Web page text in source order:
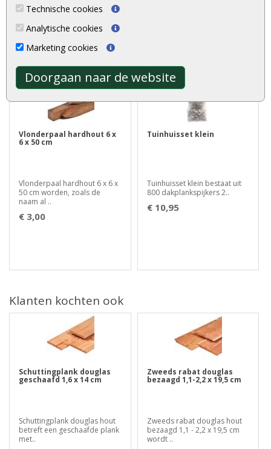
Technische cookies
Analytische cookies
Marketing cookies
Doorgaan naar de website
€ 2,10
Vlonderpaal hardhout 6 x
6 x 50 cm
Vlonderpaal hardhout 6 x 6 x
50 cm worden, zoals de
naam al ..
€ 3,00
Tuinhuisset klein
Tuinhuisset klein bestaat uit
800 dakplankspijkers 2..
€ 10,95
Klanten kochten ook
Schuttingplank douglas
geschaafd 1,6 x 14 cm
Schuttingplank douglas hout
betreft een geschaafde plank
met..
Zweeds rabat douglas
bezaagd 1,1-2,2 x 19,5 cm
Zweeds rabat douglas hout
bezaagd 1,1 - 2,2 x 19,5 cm
wordt ..